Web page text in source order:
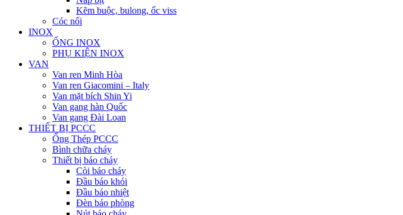
Kẽm buộc, bulong, ốc viss
Cóc nối
INOX
ỐNG INOX
PHỤ KIỆN INOX
VAN
Van ren Minh Hòa
Van ren Giacomini – Italy
Van mặt bích Shin Yi
Van gang hàn Quốc
Van gang Đài Loan
THIẾT BỊ PCCC
Ống Thép PCCC
Bình chữa cháy
Thiết bị báo cháy
Còi báo cháy
Đầu báo khói
Đầu báo nhiệt
Đèn báo phòng